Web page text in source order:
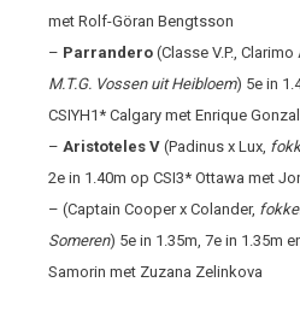
met Rolf-Göran Bengtsson
– Parrandero (Classe V.P.,
M.T.G. Vossen uit Heibloem) 5e in
CSIYH1* Calgary met Enrique
– Aristoteles V (Padinus x Lux,
2e in 1.40m op CSI3* Ottawa met
– (Captain Cooper x Colander,
Someren) 5e in 1.35m, 7e in 1.35m
Samorin met Zuzana Zelinkova